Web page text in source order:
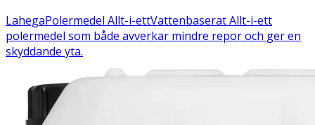
LahegaPolermedel Allt-i-ettVattenbaserat Allt-i-ett
polermedel som både avverkar mindre repor och ger en
skyddande yta.